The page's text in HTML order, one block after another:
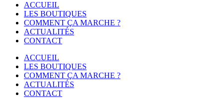
ACCUEIL
LES BOUTIQUES
COMMENT ÇA MARCHE ?
ACTUALITÉS
CONTACT
ACCUEIL
LES BOUTIQUES
COMMENT ÇA MARCHE ?
ACTUALITÉS
CONTACT